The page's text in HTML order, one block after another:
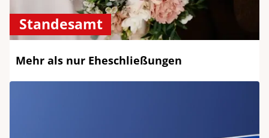
Standesamt
Mehr als nur Eheschließungen